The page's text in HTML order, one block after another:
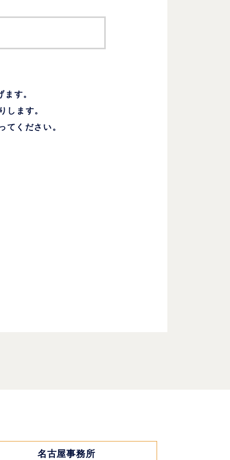
す。
します。
てください。
名古屋事務所